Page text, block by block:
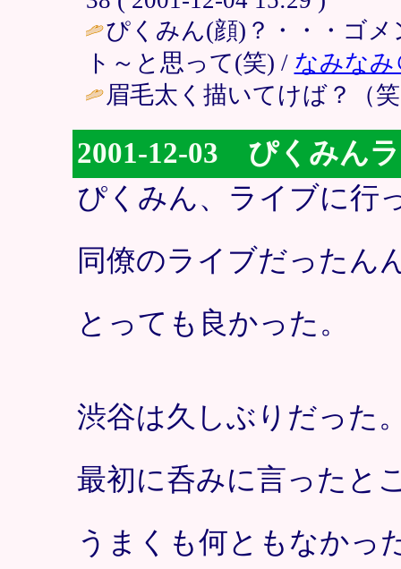
ぴくみん(顔)？・・・ゴ
ト～と思って(笑) / なみな
眉毛太く描いてけば？（
2001-12-03 ぴくみん
ぴくみん、ライブに行
同僚のライブだったん
とっても良かった。
渋谷は久しぶりだった
最初に呑みに言ったと
うまくも何ともなかっ